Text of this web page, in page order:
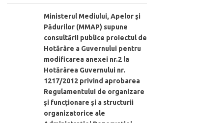
Ministerul Mediului, Apelor şi
Pădurilor (MMAP) supune
consultării publice proiectul de
Hotărâre a Guvernului pentru
modificarea anexei nr.2 la
Hotărârea Guvernului nr.
1217/2012 privind aprobarea
Regulamentului de organizare
şi funcționare și a structurii
organizatorice ale